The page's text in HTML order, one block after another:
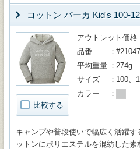
コットン パーカ Kid's 100-
比較する
アウトレット価格
品番
平均重量
274g
サイズ
100、
カラー
キャンプや普段使いで幅広く活躍
ットンにポリエステルを混紡した